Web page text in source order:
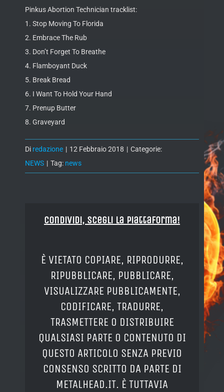
Pinkus Abortion Technician tracklist:
1. Stop Moving To Florida
2. Embrace The Rub
3. Don’t Forget To Breathe
4. Flamboyant Duck
5. Break Bread
6. I Want To Hold Your Hand
7. Prenup Butter
8. Graveyard
Di redazione | 12 Febbraio 2018 | Categorie:
NEWS | Tag: news
Condividi, Scegli la piattaforma!
È VIETATO COPIARE, RIPRODURRE,
RIPUBBLICARE, PUBBLICARE,
VISUALIZZARE PUBBLICAMENTE,
CODIFICARE, TRADURRE,
TRASMETTERE O DISTRIBUIRE
QUALSIASI PARTE O CONTENUTO DI
QUESTO ARTICOLO SENZA PREVIO
CONSENSO SCRITTO DA PARTE DI
METALHEAD.IT. È TUTTAVIA